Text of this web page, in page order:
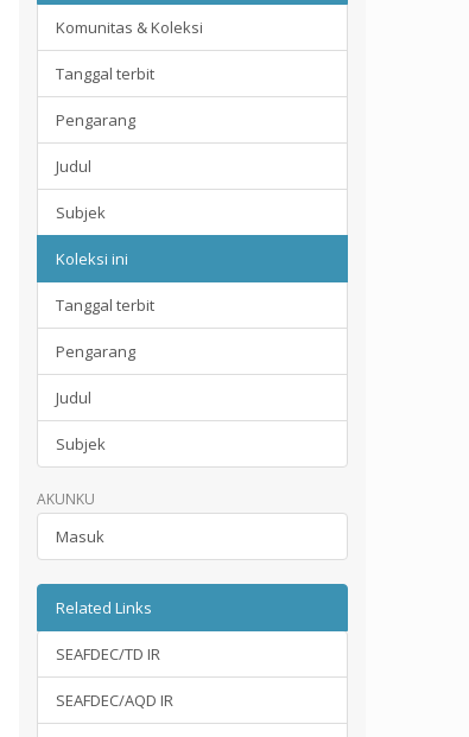
Komunitas & Koleksi
Tanggal terbit
Pengarang
Judul
Subjek
Koleksi ini
Tanggal terbit
Pengarang
Judul
Subjek
AKUNKU
Masuk
Related Links
SEAFDEC/TD IR
SEAFDEC/AQD IR